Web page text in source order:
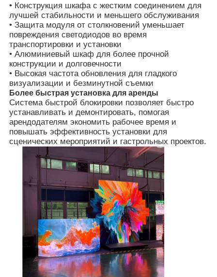
Запросить расценки
Светодиодный видеостенный дисплей
Светодиодный экран дисплея
Экран СИД концерта
Аренда экрана с светодиодными экранами
Светодиодная видеостена COB
Прозрачный светодиодный дисплей
SMD LED экран
Дисплейная панель с наружным светодиодным
• Конструкция шкафа с жестким соединением для
лучшей стабильности и меньшего обслуживания
• Защита модуля от столкновений уменьшает
повреждения светодиодов во время
транспортировки и установки
• Алюминиевый шкаф для более прочной
конструкции и долговечности
• Высокая частота обновления для гладкого
визуализации и безминутной съемки
Более быстрая установка для аренды
Система быстрой блокировки позволяет быстро
устанавливать и демонтировать, помогая
арендодателям экономить рабочее время и
повышать эффективность установки для
сценических мероприятий и гастрольных проектов.